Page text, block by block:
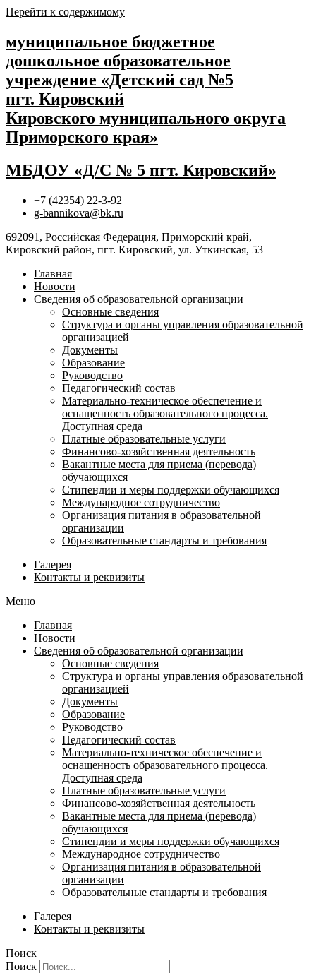
Перейти к содержимому
муниципальное бюджетное
дошкольное образовательное
учреждение «Детский сад №5
пгт. Кировский
Кировского муниципального округа
Приморского края»
МБДОУ «Д/С № 5 пгт. Кировский»
+7 (42354) 22-3-92
g-bannikova@bk.ru
692091, Российская Федерация, Приморский край,
Кировский район, пгт. Кировский, ул. Уткинская, 53
Главная
Новости
Сведения об образовательной организации
Основные сведения
Структура и органы управления образовательной
организацией
Документы
Образование
Руководство
Педагогический состав
Материально-техническое обеспечение и
оснащенность образовательного процесса.
Доступная среда
Платные образовательные услуги
Финансово-хозяйственная деятельность
Вакантные места для приема (перевода)
обучающихся
Стипендии и меры поддержки обучающихся
Международное сотрудничество
Организация питания в образовательной
организации
Образовательные стандарты и требования
Галерея
Контакты и реквизиты
Меню
Главная
Новости
Сведения об образовательной организации
Основные сведения
Структура и органы управления образовательной
организацией
Документы
Образование
Руководство
Педагогический состав
Материально-техническое обеспечение и
оснащенность образовательного процесса.
Доступная среда
Платные образовательные услуги
Финансово-хозяйственная деятельность
Вакантные места для приема (перевода)
обучающихся
Стипендии и меры поддержки обучающихся
Международное сотрудничество
Организация питания в образовательной
организации
Образовательные стандарты и требования
Галерея
Контакты и реквизиты
Поиск
Поиск